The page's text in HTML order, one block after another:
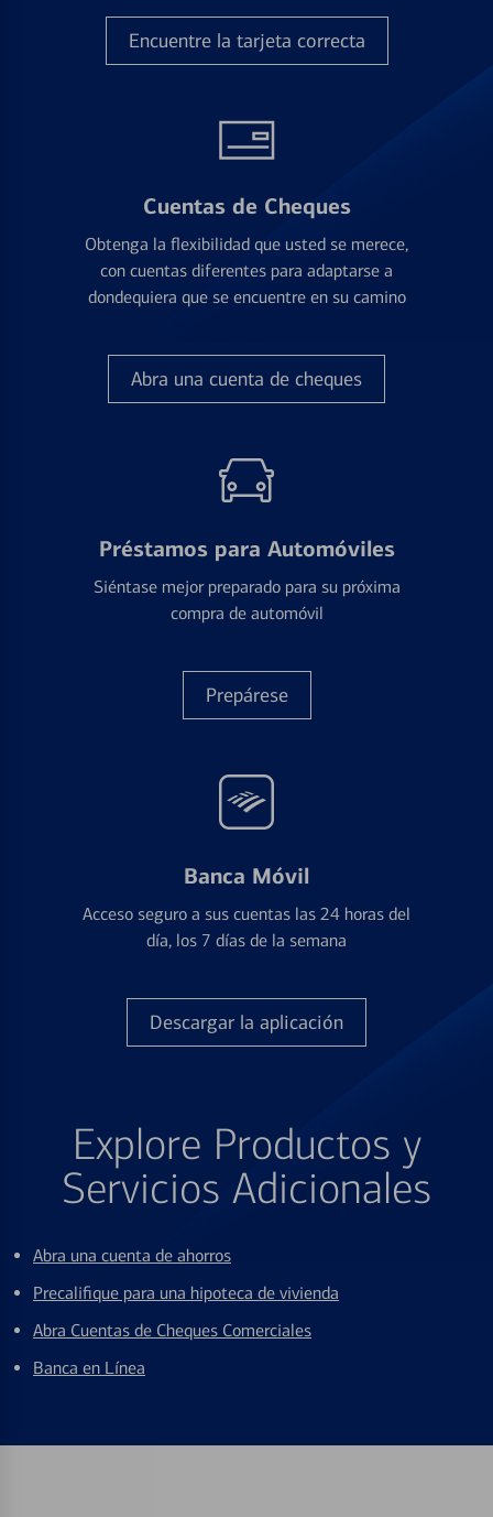
Encuentre la tarjeta correcta
Cuentas de Cheques
Obtenga la flexibilidad que usted se merece,
con cuentas diferentes para adaptarse a
dondequiera que se encuentre en su camino
Abra una cuenta de cheques
Préstamos para Automóviles
Siéntase mejor preparado para su próxima
compra de automóvil
Prepárese
Banca Móvil
Acceso seguro a sus cuentas las 24 horas del
día, los 7 días de la semana
Descargar la aplicación
Explore Productos y
Servicios Adicionales
Abra una cuenta de ahorros
Precalifique para una hipoteca de vivienda
Abra Cuentas de Cheques Comerciales
Banca en Línea